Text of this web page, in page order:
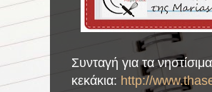
Συνταγή για τα νηστίσιμα
κεκάκια: http://